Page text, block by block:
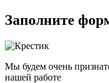
Заполните
Мы будем очень
нашей работе